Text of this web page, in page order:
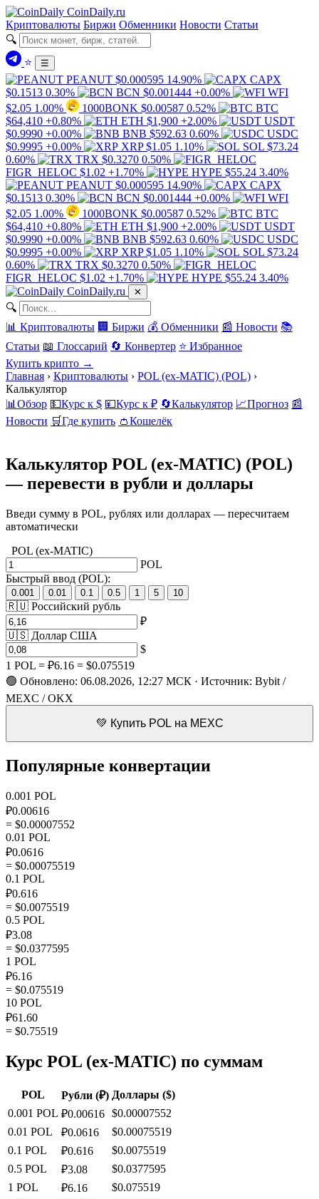
CoinDaily.ru
Криптовалюты Биржи Обменники Новости Статьи
🔍
⭐
☰
PEANUT $0.000595 14.90%
CAPX
$0.1513 0.30% BCN $0.001444 +0.00%
WFI
$2.05 1.00% 1000BONK $0.00587 0.52%
BTC
$64,410 +0.80% ETH $1,900 +2.00%
USDT
$0.9990 +0.00% BNB $592.63 0.60%
USDC
$0.9995 +0.00% XRP $1.05 1.10% SOL $73.24
0.60%
TRX $0.3270 0.50%
FIGR_HELOC $1.02 +1.70% HYPE $55.24 3.40%
PEANUT $0.000595 14.90%
CAPX
$0.1513 0.30% BCN $0.001444 +0.00%
WFI
$2.05 1.00% 1000BONK $0.00587 0.52%
BTC
$64,410 +0.80% ETH $1,900 +2.00%
USDT
$0.9990 +0.00% BNB $592.63 0.60%
USDC
$0.9995 +0.00% XRP $1.05 1.10% SOL $73.24
0.60%
TRX $0.3270 0.50%
FIGR_HELOC $1.02 +1.70% HYPE $55.24 3.40%
CoinDaily.ru ✕
🔍
📊 Криптовалюты 🏢 Биржи 💰 Обменники 📰 Новости 📚
Статьи 📖 Глоссарий 🔄 Конвертер ⭐ Избранное
Купить крипто →
Главная › Криптовалюты › POL (ex-MATIC) (POL) ›
Калькулятор
📊 Обзор 💵Курс к $ 💴Курс к ₽ 🔄Калькулятор 📈Прогноз 📰
Новости 🛒Где купить 👛Кошелёк
Калькулятор POL (ex-MATIC) (POL)
— перевести в рубли и доллары
Введи сумму в POL, рублях или долларах — пересчитаем
автоматически
POL (ex-MATIC)
POL
Быстрый ввод (POL):
0.001 0.01 0.1 0.5 1 5 10
🇷🇺 Российский рубль
₽
🇺🇸 Доллар США
$
1 POL = ₽6.16 = $0.075519
🟢 Обновлено: 06.08.2026, 12:27 МСК · Источник: Bybit /
MEXC / OKX
💚 Купить POL на MEXC
Популярные конвертации
0.001 POL
₽0.00616
= $0.00007552
0.01 POL
₽0.0616
= $0.00075519
0.1 POL
₽0.616
= $0.0075519
0.5 POL
₽3.08
= $0.0377595
1 POL
₽6.16
= $0.075519
10 POL
₽61.60
= $0.75519
Курс POL (ex-MATIC) по суммам
POL Рубли (₽) Доллары ($)
0.001 POL ₽0.00616 $0.00007552
0.01 POL
₽0.0616
$0.00075519
0.1 POL
₽0.616
$0.0075519
0.5 POL
₽3.08
$0.0377595
1 POL
₽6.16
$0.075519